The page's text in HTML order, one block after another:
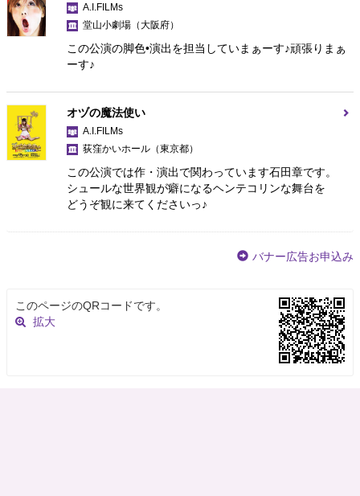
A.I.FILMs
堂山小劇場 （大阪府）
この公演の脚色•演出を担当していまぁーす♪頑張りまぁ
ーす♪
オヅの魔法使い
A.I.FILMs
荻窪かいホール （東京都）
この公演では作・演出で関わっています石田章です。
シュールな世界観が癖になるヘンテコリンな舞台を
どうぞ観に来てくださいっ♪
バナー広告お申込み
このページのQRコードです。
拡大